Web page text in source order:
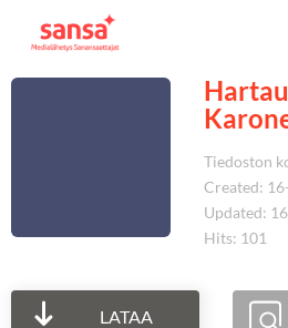
Tiedoston
Created:
Updated:
Hits: 101
LATAA